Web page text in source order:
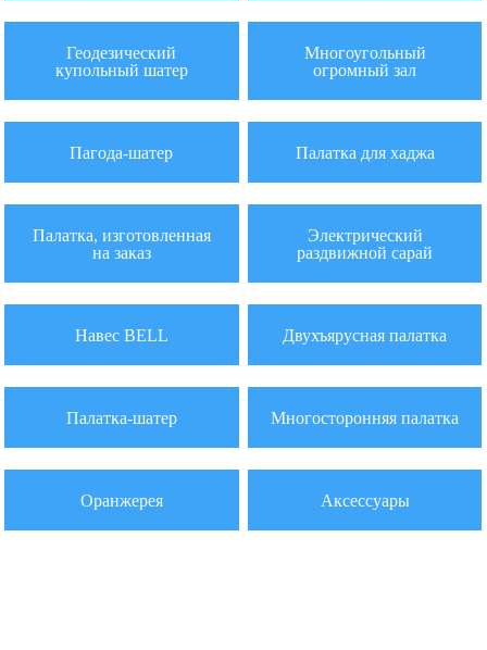
Геодезический
купольный шатер
Многоугольный
огромный зал
Пагода-шатер Палатка для хаджа
Палатка, изготовленная
на заказ
Электрический
раздвижной сарай
Навес BELL Двухъярусная палатка
Палатка-шатер Многосторонняя палатка
Оранжерея Аксессуары